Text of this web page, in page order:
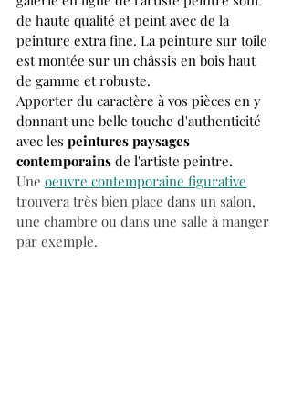
de haute qualité et peint avec de la
peinture extra fine. La peinture sur toile
est montée sur un châssis en bois haut
de gamme et robuste.
Apporter du caractère à vos pièces en y
donnant une belle touche d'authenticité
avec les peintures paysages
contemporains de l'artiste peintre.
Une oeuvre contemporaine figurative
trouvera très bien place dans un salon,
une chambre ou dans une salle à manger
par exemple.